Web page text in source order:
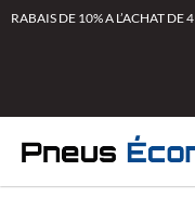
AllerRABAIS DE 10% A L’ACHAT